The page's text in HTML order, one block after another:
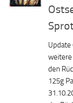
Update
weitere
den
125g